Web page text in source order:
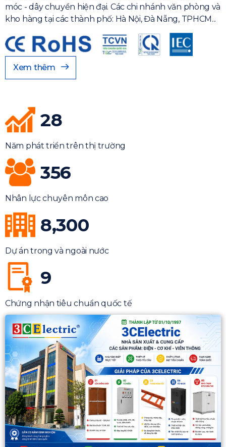
móc - dây chuyền hiện đại. Các chi nhánh văn phòng và
kho hàng tại các thành phố: Hà Nội, Đà Nẵng, TPHCM...
Xem thêm
28
Năm phát triển trên thị trường
356
Nhân lực chuyên môn cao
8,300
Dự án trong và ngoài nước
9
Chứng nhận tiêu chuẩn quốc tế